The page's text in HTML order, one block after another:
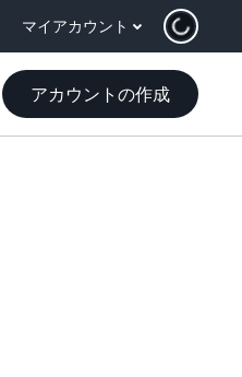
マイアカウント
アカウントの作成